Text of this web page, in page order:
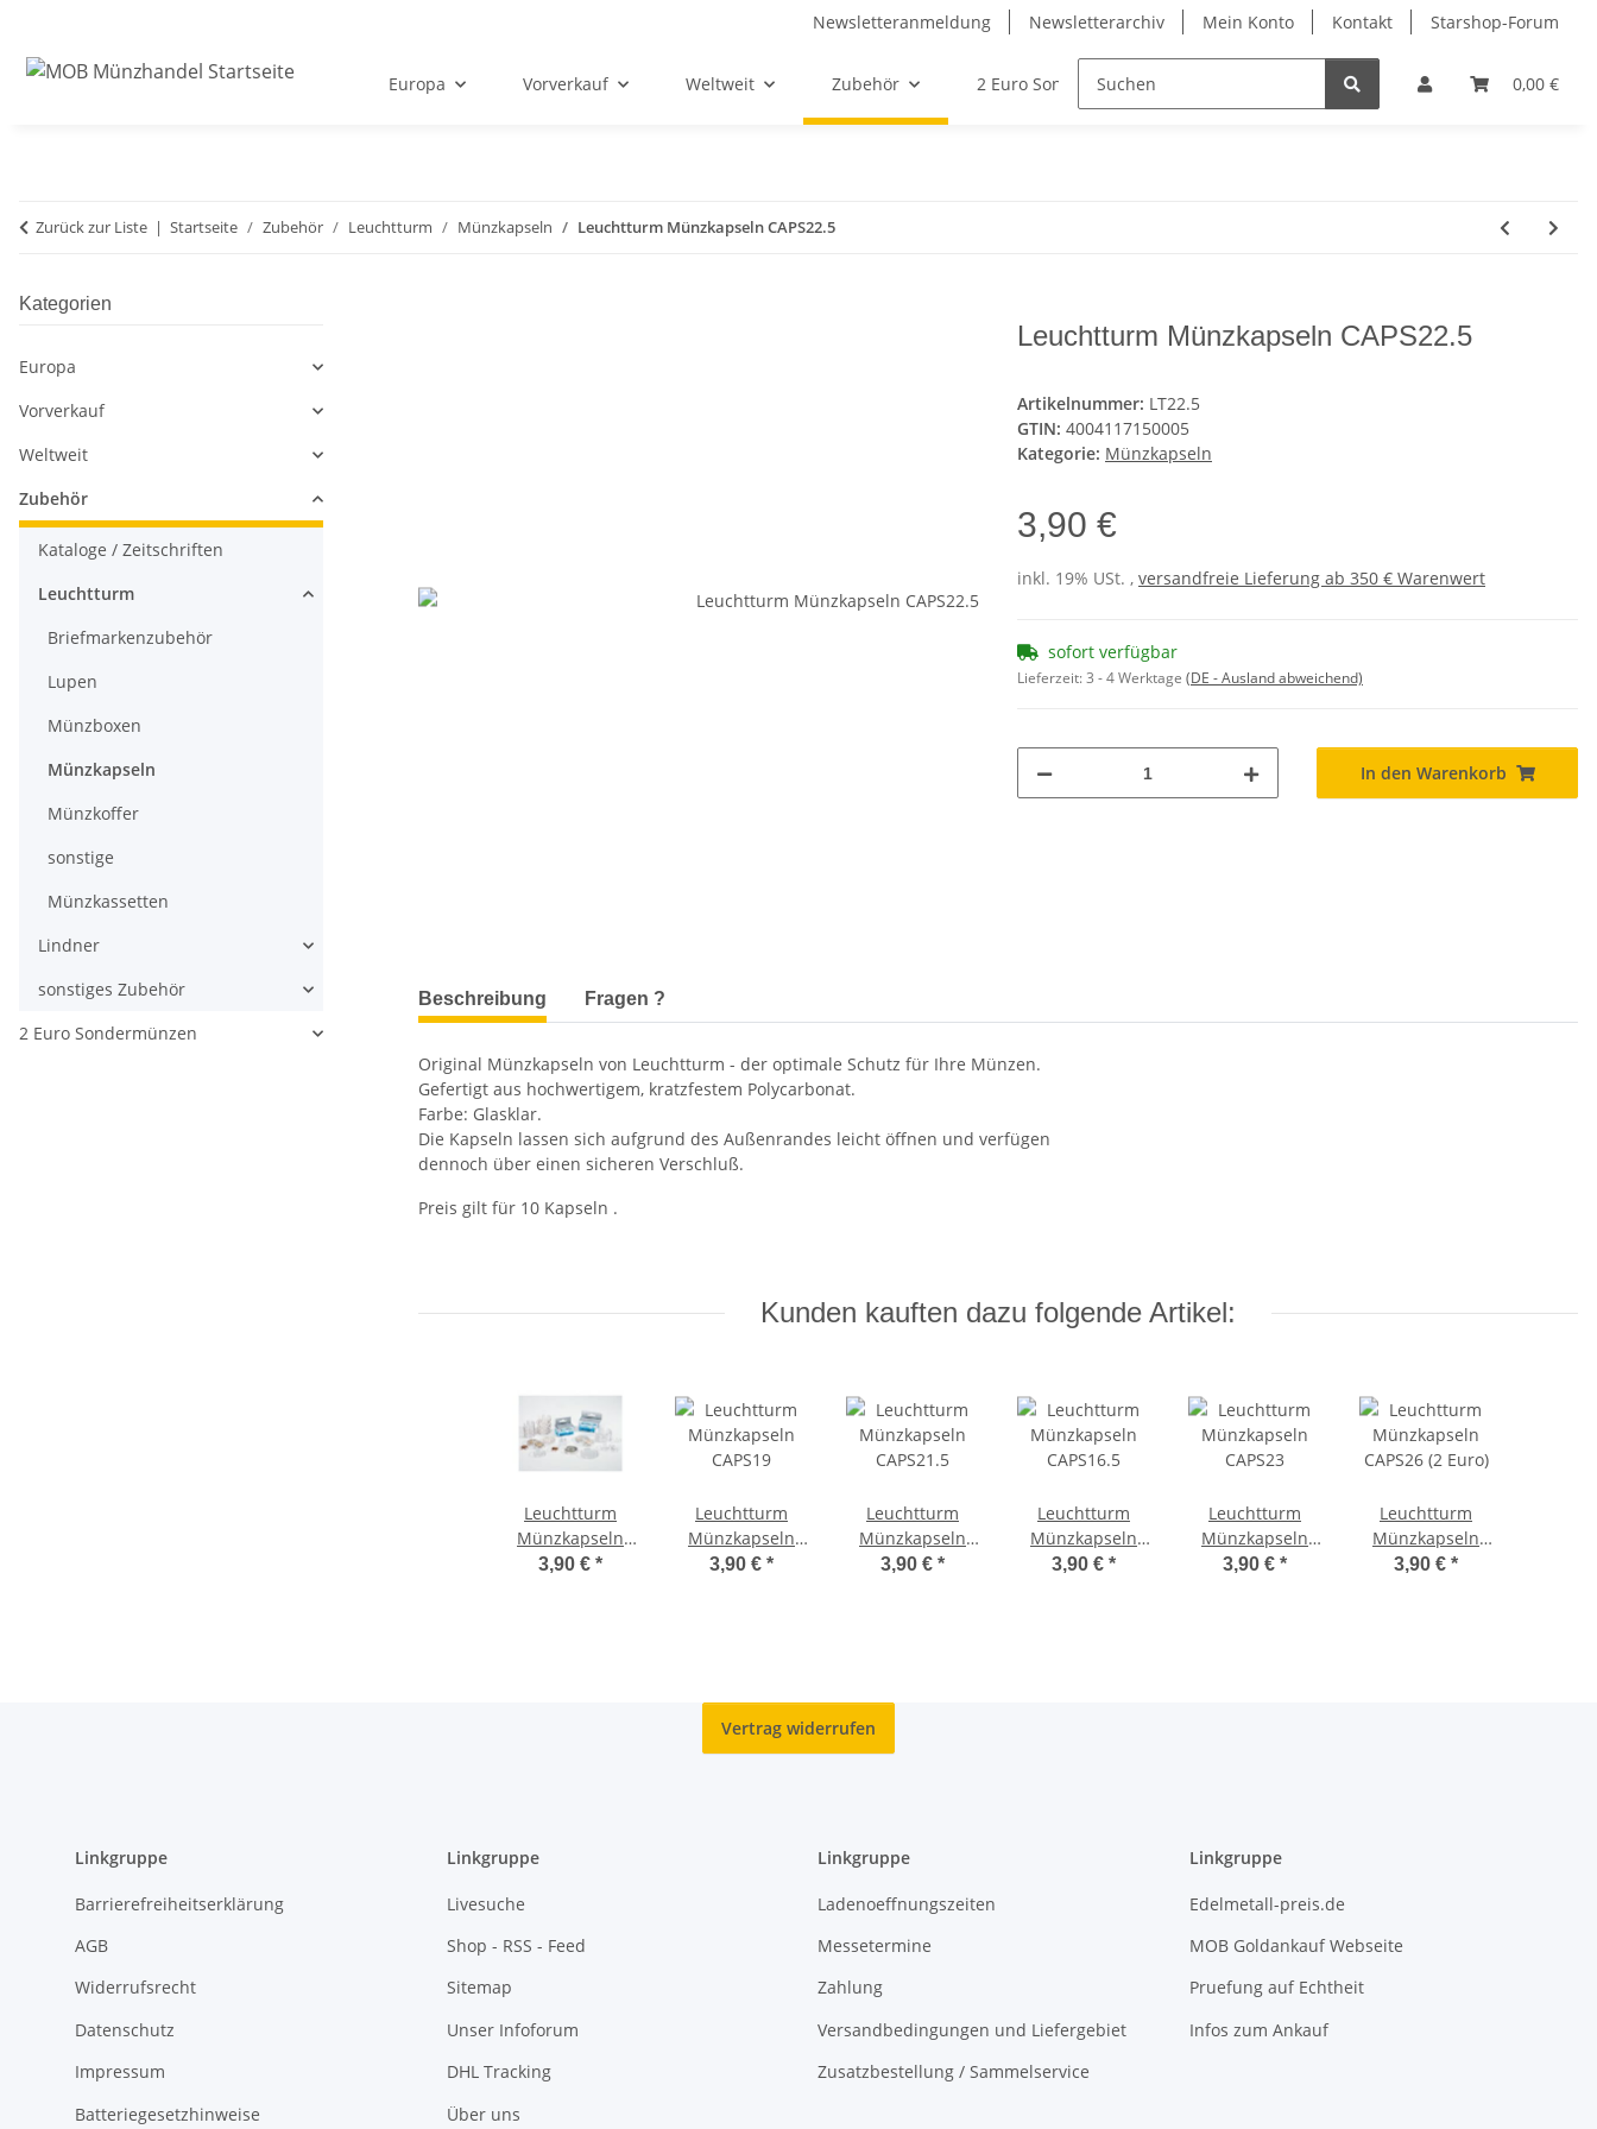
Newsletteranmeldung Newsletterarchiv Mein Konto Kontakt Starshop-Forum
0,00 €
Europa Vorverkauf Weltweit Zubehör 2 Euro Sondermünzen
Zurück zur Liste Startseite Zubehör Leuchtturm Münzkapseln Leuchtturm Münzkapseln CAPS22.5
Leuchtturm Münzkapseln CAPS22.5
Artikelnummer: LT22.5
GTIN: 4004117150005
Kategorie: Münzkapseln
3,90 €
inkl. 19% USt. , versandfreie Lieferung ab 350 € Warenwert
sofort verfügbar
Lieferzeit:3 - 4 Werktage (DE - Ausland abweichend)
In den Warenkorb
weitere Registerkarten anzeigen
Beschreibung Fragen ?
Original Münzkapseln von Leuchtturm - der optimale Schutz für Ihre Münzen.
Gefertigt aus hochwertigem, kratzfestem Polycarbonat.
Farbe: Glasklar.
Die Kapseln lassen sich aufgrund des Außenrandes leicht öffnen und verfügen
dennoch über einen sicheren Verschluß.
Preis gilt für 10 Kapseln .
Kunden kauften dazu folgende Artikel:
Leuchtturm
Münzkapseln
CAPS20
3,90 € *
Leuchtturm
Münzkapseln
CAPS19
3,90 € *
Leuchtturm
Münzkapseln
CAPS21.5
3,90 € *
Leuchtturm
Münzkapseln
CAPS16.5
3,90 € *
Leuchtturm
Münzkapseln
CAPS23
3,90 € *
Leuchtturm
Münzkapseln
CAPS26 (2 Euro)
3,90 € *
Kategorien
Europa
Vorverkauf
Weltweit
Zubehör
Kataloge / Zeitschriften
Leuchtturm
Briefmarkenzubehör
Lupen
Münzboxen
Münzkapseln
Münzkoffer
sonstige
Münzkassetten
Lindner
sonstiges Zubehör
2 Euro Sondermünzen
Vertrag widerrufen
Linkgruppe
Barrierefreiheitserklärung
AGB
Widerrufsrecht
Datenschutz
Impressum
Batteriegesetzhinweise
Linkgruppe
Livesuche
Shop - RSS - Feed
Sitemap
Unser Infoforum
DHL Tracking
Über uns
Linkgruppe
Ladenoeffnungszeiten
Messetermine
Zahlung
Versandbedingungen und Liefergebiet
Zusatzbestellung / Sammelservice
Linkgruppe
Edelmetall-preis.de
MOB Goldankauf Webseite
Pruefung auf Echtheit
Infos zum Ankauf